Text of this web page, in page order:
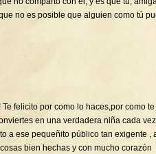
no es posible que alguien como tú
Te felicito por como lo haces,por como
en una verdadera niña cada vez
a ese pequeñito público tan exigente ,
bien hechas y con mucho corazón